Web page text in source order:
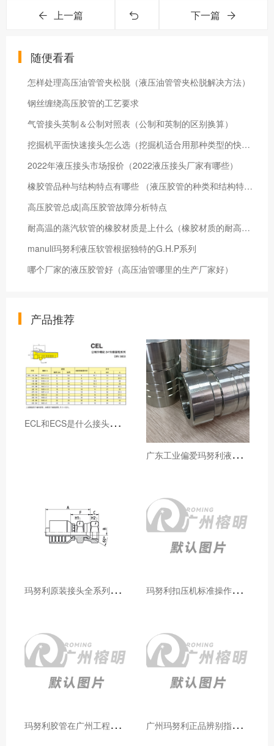
上一篇 下一篇
随便看看
怎样处理高压油管管夹松脱（液压油管管夹松脱解决方法）
钢丝缠绕高压胶管的工艺要求
气管接头英制＆公制对照表（公制和英制的区别换算）
挖掘机平面快速接头怎么选（挖掘机适合用那种类型的快速接头）
2022年液压接头市场报价（2022液压接头厂家有哪些）
橡胶管品种与结构特点有哪些 （液压胶管的种类和结构特点）
高压胶管总成|高压胶管故障分析特点
耐高温的蒸汽软管的橡胶材质是上什么（橡胶材质的耐高温性）
manuli玛努利液压软管根据独特的G.H.P系列
哪个厂家的液压胶管好（高压油管哪里的生产厂家好）
产品推荐
E
CL和ECS是什么接头，用于什么胶管或管件
广
东工业偏爱玛努利液压产品的五大原因（代理深度分析）
玛
努利原装接头全系列型号解析：广州客户选型必备指南 玛
努利扣压机标准操作流程：广州代理手把手教学（新手也能学会）
玛
努利胶管在广州工程机械领域的应用案例与效果分析 广
州玛努利正品辨别指南：如何区分原装 Manuli 胶管 / 接头 / 扣压机（代理专业版）